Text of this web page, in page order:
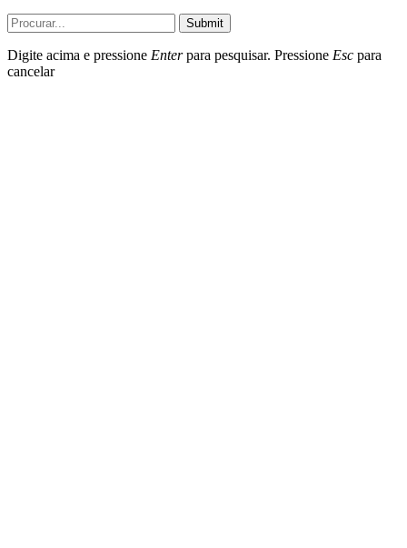
Submit
Digite acima e pressione Enterpara pesquisar. Pressione Esc para
cancelar